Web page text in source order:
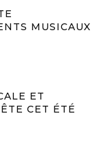
MUSICAUX
ET
CET ÉTÉ